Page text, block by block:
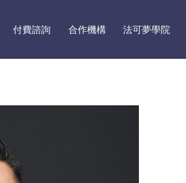
付費諮詢 合作機構 法可夢學院